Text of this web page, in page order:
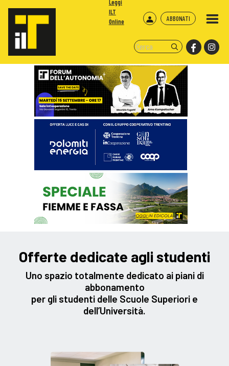
ABBONATI
Leggi
ILT
Online
Offerte dedicate agli studenti
Uno spazio totalmente dedicato ai piani di
abbonamento
per gli studenti delle Scuole Superiori e
dell’Università.